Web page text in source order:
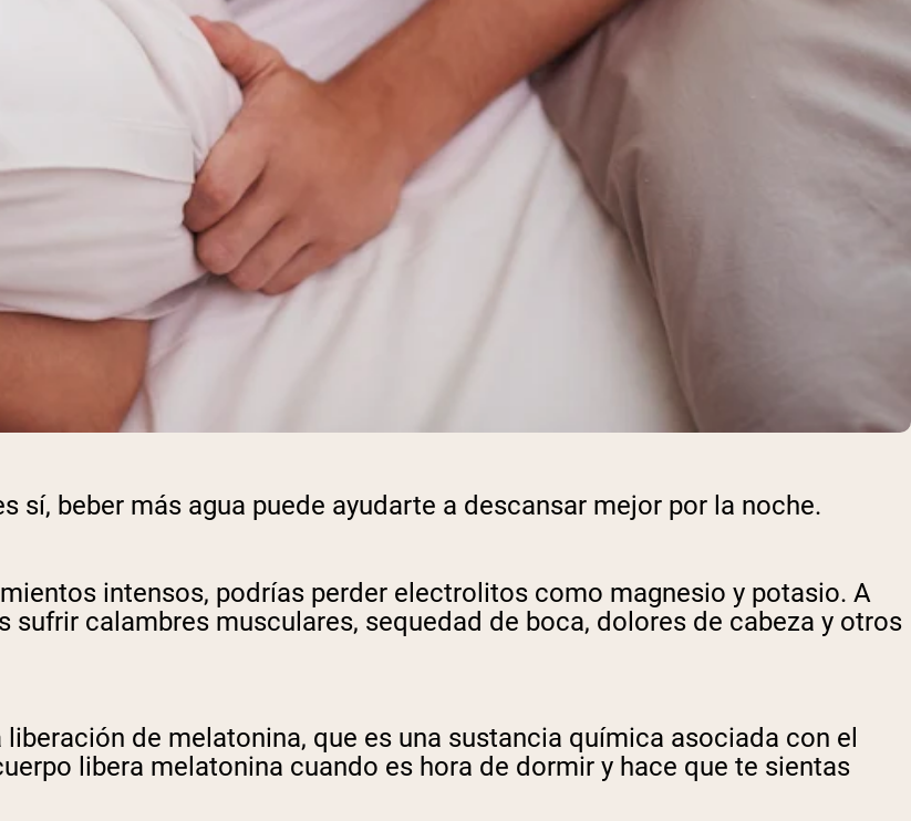
sí, beber más agua puede ayudarte a descansar mejor por la noche.
intensos, podrías perder electrolitos como magnesio y potasio. A
calambres musculares, sequedad de boca, dolores de cabeza y otros
de melatonina, que es una sustancia química asociada con el
libera melatonina cuando es hora de dormir y hace que te sientas